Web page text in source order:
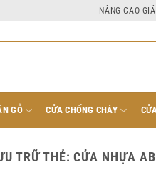
NÂNG CAO
GỖ CỬA CHỐNG CHÁY
TRỮ THẺ:CỬA NHỰA